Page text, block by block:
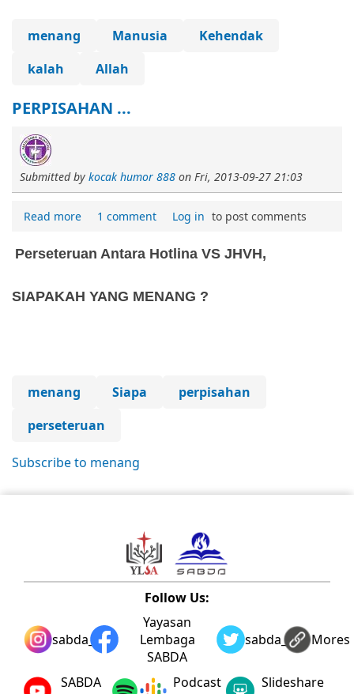
menang Manusia
Kehendak
kalah
Allah
PERPISAHAN ...
Submitted by kocak humor 888 on Fri, 2013-09-27 21:03
Read more 1 comment Log in to post comments
Perseteruan Antara Hotlina VS JHVH,
SIAPAKAH YANG MENANG ?
menang Siapa
perpisahan
perseteruan
Subscribe to menang
Follow Us:
sabda_ylsa
Yayasan
Lembaga
SABDA
sabda_ylsaMores
SABDA
Podcast
Slideshare